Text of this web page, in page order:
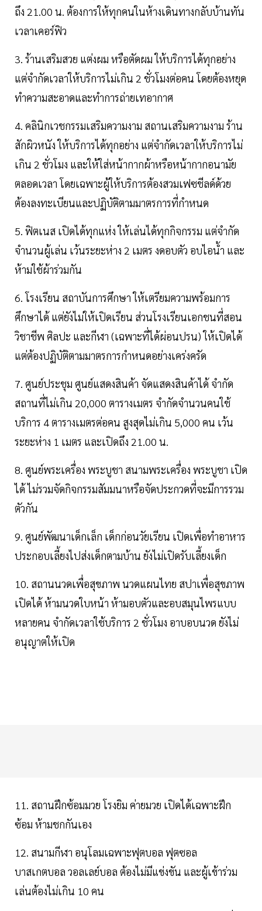
ถึง 21.00 น. ต้องการให้ทุกคนในห้างเดินทางกลับบ้านทัน
เวลาเคอร์ฟิว
3. ร้านเสริมสวย แต่งผม หรือตัดผม ให้บริการได้ทุกอย่าง
แต่จำกัดเวลาให้บริการไม่เกิน 2 ชั่วโมงต่อคน โดยต้องหยุด
ทำความสะอาดและทำการถ่ายเทอากาศ
4. คลินิกเวชกรรมเสริมความงาม สถานเสริมความงาม ร้าน
สักผิวหนัง ให้บริการได้ทุกอย่าง แต่จำกัดเวลาให้บริการไม่
เกิน 2 ชั่วโมง และให้ใส่หน้ากากผ้าหรือหน้ากากอนามัย
ตลอดเวลา โดยเฉพาะผู้ให้บริการต้องสวมเฟซชีลด์ด้วย
ต้องลงทะเบียนและปฏิบัติตามมาตรการที่กำหนด
5. ฟิตเนส เปิดได้ทุกแห่ง ให้เล่นได้ทุกกิจกรรม แต่จำกัด
จำนวนผู้เล่น เว้นระยะห่าง 2 เมตร งดอบตัว อบไอน้ำ และ
ห้ามใช้ผ้าร่วมกัน
6. โรงเรียน สถาบันการศึกษา ให้เตรียมความพร้อมการ
ศึกษาได้ แต่ยังไม่ให้เปิดเรียน ส่วนโรงเรียนเอกชนที่สอน
วิชาชีพ ศิลปะ และกีฬา (เฉพาะที่ได้ผ่อนปรน) ให้เปิดได้
แต่ต้องปฏิบัติตามมาตรการกำหนดอย่างเคร่งครัด
7. ศูนย์ประชุม ศูนย์แสดงสินค้า จัดแสดงสินค้าได้ จำกัด
สถานที่ไม่เกิน 20,000 ตารางเมตร จำกัดจำนวนคนใช้
บริการ 4 ตารางเมตรต่อคน สูงสุดไม่เกิน 5,000 คน เว้น
ระยะห่าง 1 เมตร และเปิดถึง 21.00 น.
8. ศูนย์พระเครื่อง พระบูชา สนามพระเครื่อง พระบูชา เปิด
ได้ ไม่รวมจัดกิจกรรมสัมมนาหรือจัดประกวดที่จะมีการรวม
ตัวกัน
9. ศูนย์พัฒนาเด็กเล็ก เด็กก่อนวัยเรียน เปิดเพื่อทำอาหาร
ประกอบเลี้ยงไปส่งเด็กตามบ้าน ยังไม่เปิดรับเลี้ยงเด็ก
10. สถานนวดเพื่อสุขภาพ นวดแผนไทย สปาเพื่อสุขภาพ
เปิดได้ ห้ามนวดใบหน้า ห้ามอบตัวและอบสมุนไพรแบบ
หลายคน จำกัดเวลาใช้บริการ 2 ชั่วโมง อาบอบนวด ยังไม่
อนุญาตให้เปิด
11. สถานฝึกซ้อมมวย โรงยิม ค่ายมวย เปิดได้เฉพาะฝึก
ซ้อม ห้ามชกกันเอง
12. สนามกีฬา อนุโลมเฉพาะฟุตบอล ฟุตซอล
บาสเกตบอล วอลเลย์บอล ต้องไม่มีแข่งขัน และผู้เข้าร่วม
เล่นต้องไม่เกิน 10 คน